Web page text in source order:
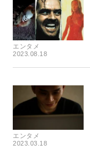
エンタメ
2023.08.18
エンタメ
2023.03.18